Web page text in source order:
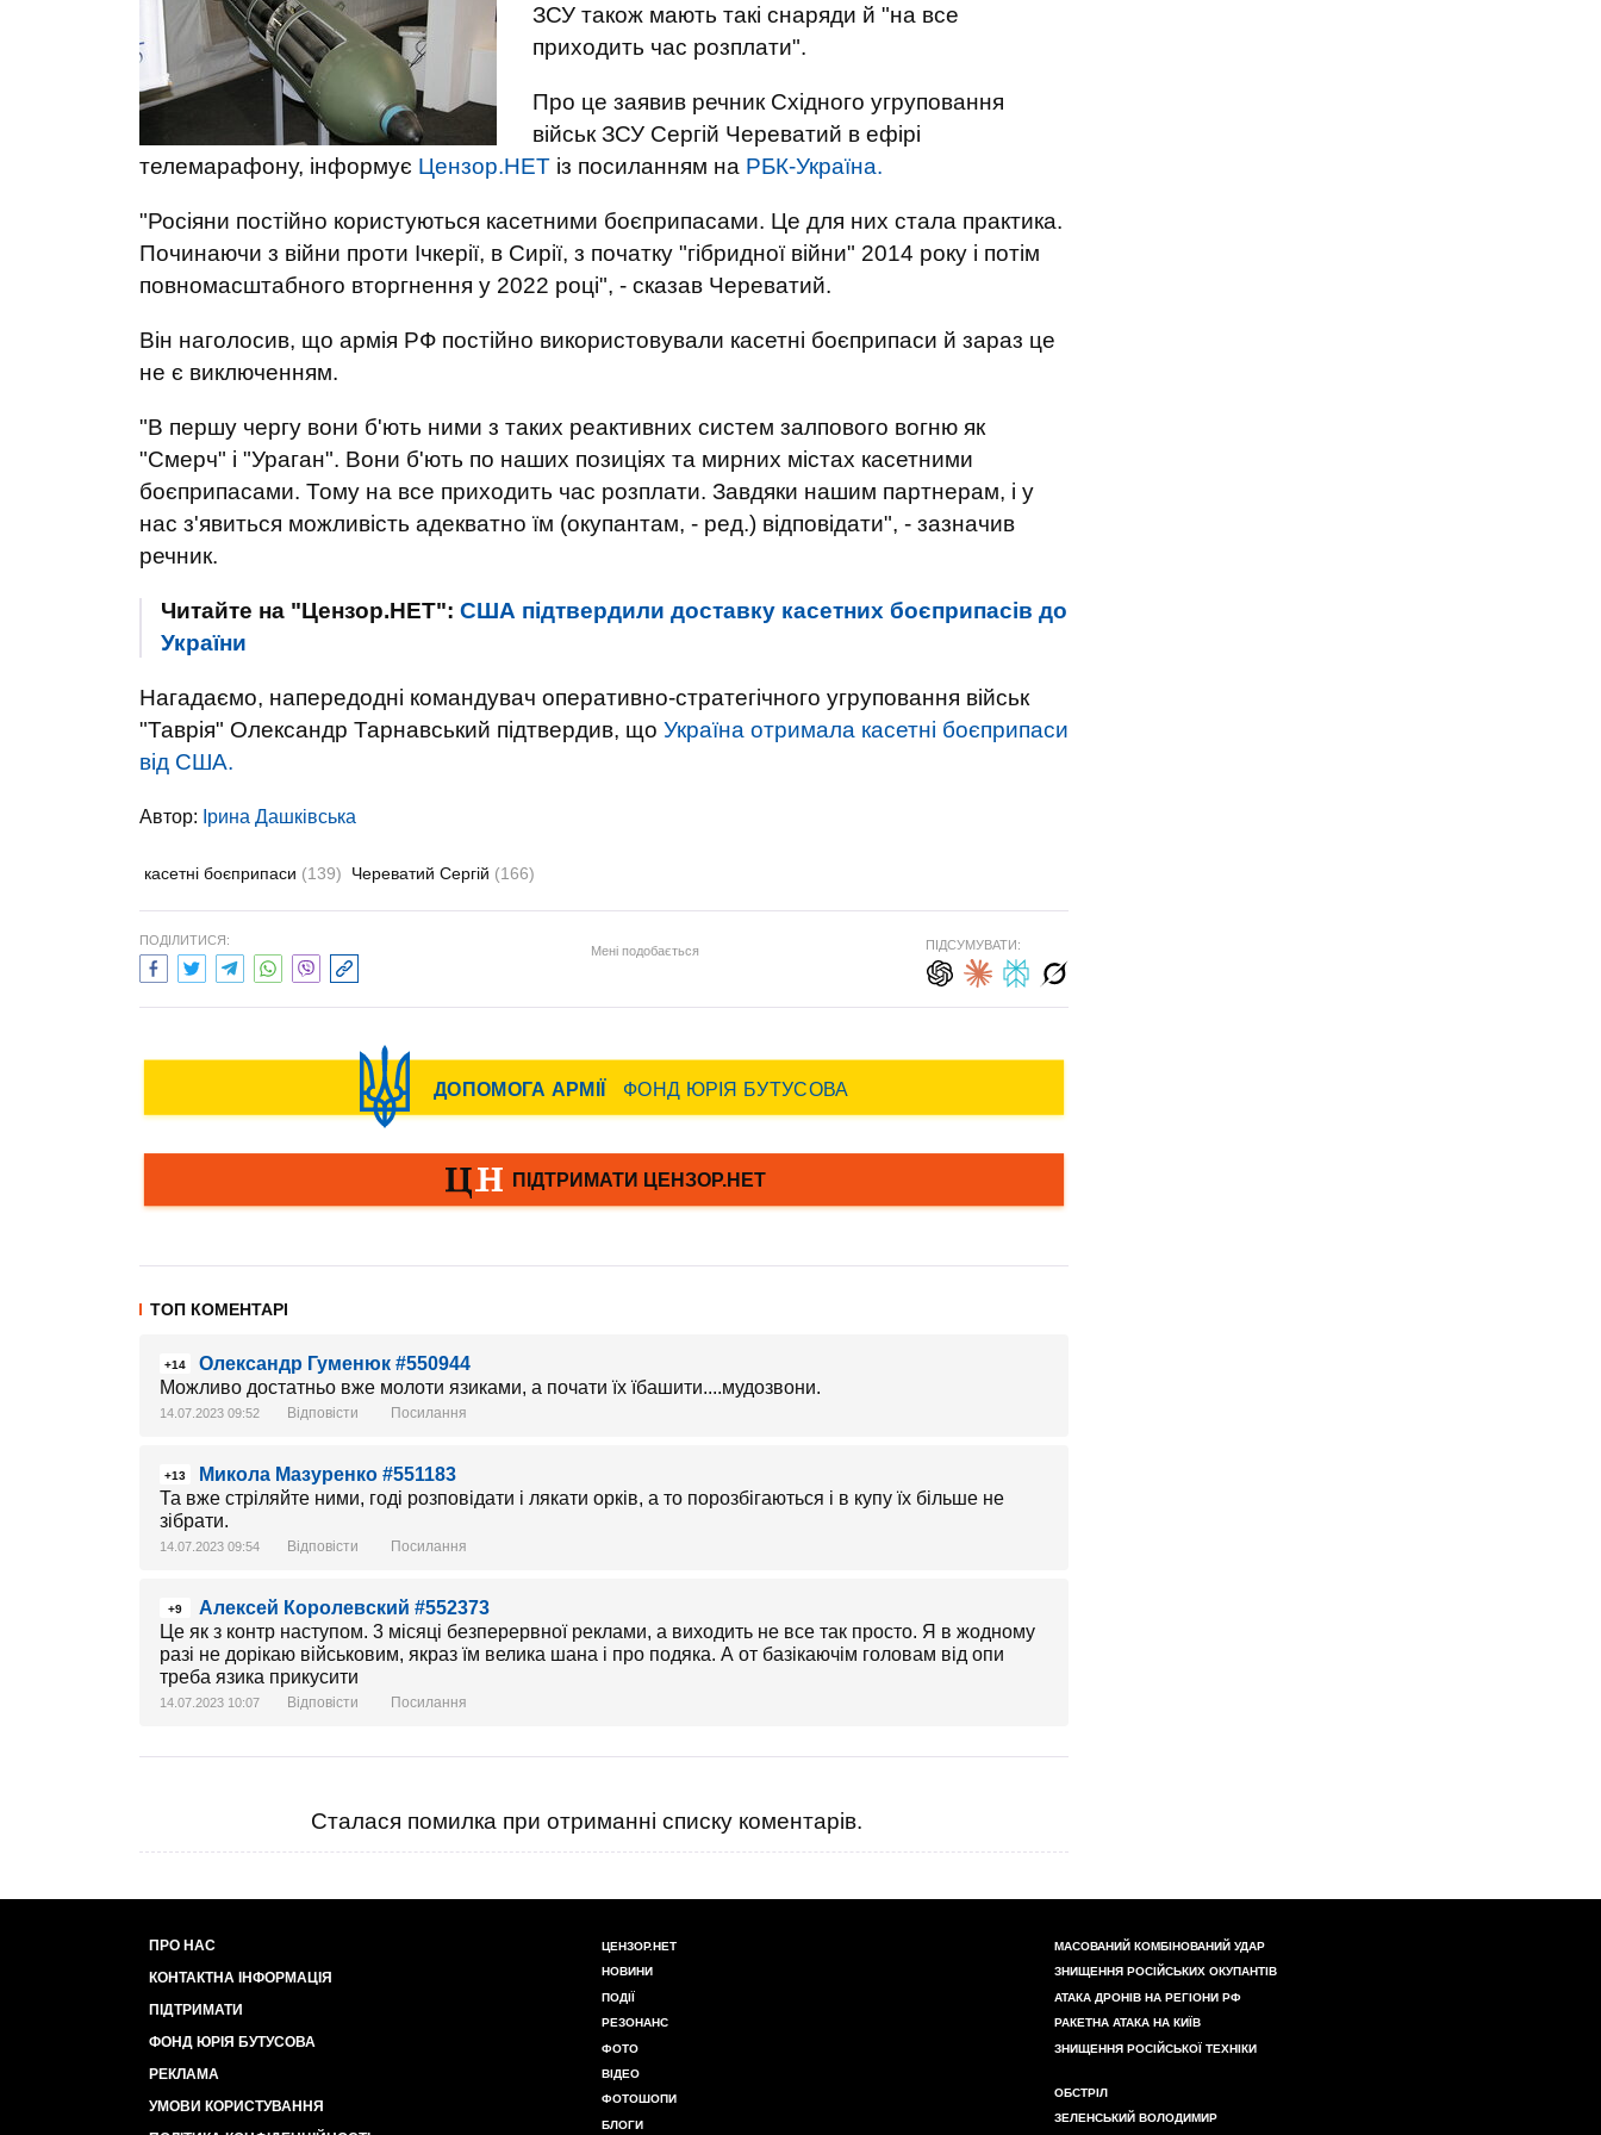
ЗСУ також мають такі снаряди й "на все
приходить час розплати".
Про це заявив речник Східного угруповання
військ ЗСУ Сергій Череватий в ефірі
телемарафону, інформує Цензор.НЕТ із посиланням на РБК-Україна.
"Росіяни постійно користуються касетними боєприпасами. Це для них стала практика.
Починаючи з війни проти Ічкерії, в Сирії, з початку "гібридної війни" 2014 року і потім
повномасштабного вторгнення у 2022 році", - сказав Череватий.
Він наголосив, що армія РФ постійно використовували касетні боєприпаси й зараз це
не є виключенням.
"В першу чергу вони б'ють ними з таких реактивних систем залпового вогню як
"Смерч" і "Ураган". Вони б'ють по наших позиціях та мирних містах касетними
боєприпасами. Тому на все приходить час розплати. Завдяки нашим партнерам, і у
нас з'явиться можливість адекватно їм (окупантам, - ред.) відповідати", - зазначив
речник.
Читайте на "Цензор.НЕТ": США підтвердили доставку касетних боєприпасів до
України
Нагадаємо, напередодні командувач оперативно-стратегічного угруповання військ
"Таврія" Олександр Тарнавський підтвердив, що Україна отримала касетні боєприпаси
від США.
Автор: Ірина Дашківська
касетні боєприпаси (139) Череватий Сергій (166)
ПОДІЛИТИСЯ:
Мені подобається ПІДСУМУВАТИ:
ТОП КОМЕНТАРІ
+14
Олександр Гуменюк #550944
Можливо достатньо вже молоти язиками, а почати їх їбашити....мудозвони.
14.07.2023 09:52 Відповісти Посилання
+13
Микола Мазуренко #551183
Та вже стріляйте ними, годі розповідати і лякати орків, а то порозбігаються і в купу їх більше не
зібрати.
14.07.2023 09:54 Відповісти Посилання
+9
Алексей Королевский #552373
Це як з контр наступом. 3 місяці безперервної реклами, а виходить не все так просто. Я в жодному
разі не дорікаю військовим, якраз їм велика шана і про подяка. А от базікаючім головам від опи
треба язика прикусити
14.07.2023 10:07 Відповісти Посилання
Сталася помилка при отриманні списку коментарів.
ПРО НАС
КОНТАКТНА ІНФОРМАЦІЯ
ПІДТРИМАТИ
ФОНД ЮРІЯ БУТУСОВА
РЕКЛАМА
УМОВИ КОРИСТУВАННЯ
ЦЕНЗОР.НЕТ
НОВИНИ
ПОДІЇ
РЕЗОНАНС
ФОТО
ВІДЕО
ФОТОШОПИ
БЛОГИ
МАСОВАНИЙ КОМБІНОВАНИЙ УДАР
ЗНИЩЕННЯ РОСІЙСЬКИХ ОКУПАНТІВ
АТАКА ДРОНІВ НА РЕГІОНИ РФ
РАКЕТНА АТАКА НА КИЇВ
ЗНИЩЕННЯ РОСІЙСЬКОЇ ТЕХНІКИ
ОБСТРІЛ
ЗЕЛЕНСЬКИЙ ВОЛОДИМИР